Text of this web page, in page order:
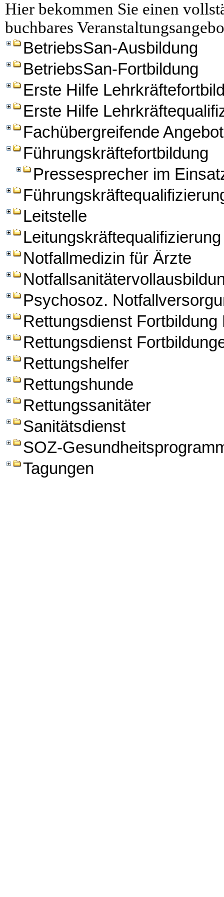
Hier bekommen Sie einen
buchbares
BetriebsSan-Ausbildung
BetriebsSan-Fortbildung
Erste Hilfe
Erste Hilfe
Fachübergreifende
Führungskräftefortbildung
Pressesprecher im
Leitstelle
Leitungskräftequalifizierung
Notfallmedizin für Ärzte
Psychosoz.
Rettungsdienst Fortbildung
Rettungsdienst
Rettungshelfer
Rettungshunde
Rettungssanitäter
Sanitätsdienst
SOZ-
Tagungen